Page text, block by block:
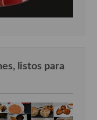
listos para